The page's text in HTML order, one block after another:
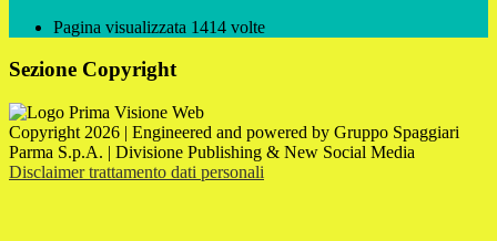
Pagina visualizzata 1414 volte
Sezione Copyright
Copyright 2026 | Engineered and powered by Gruppo Spaggiari
Parma S.p.A. | Divisione Publishing & New Social Media
Disclaimer trattamento dati personali